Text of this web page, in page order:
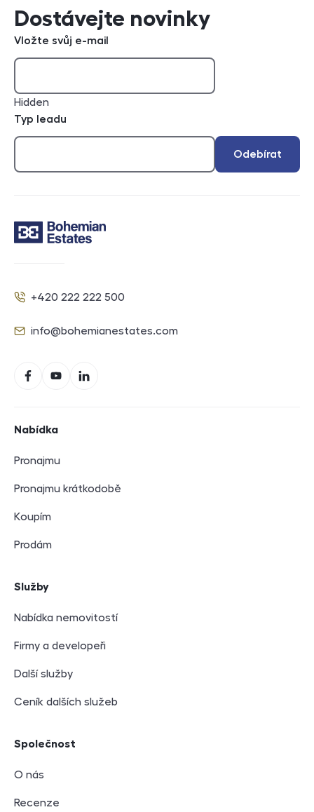
Dostávejte novinky
Vložte svůj e-mail
Hidden
Typ leadu
Odebírat
Telefon
+420 222 222 500
E-mail
info@bohemianestates.com
FacebookYouTubeLinkedIn
Nabídka
Pronajmu
Pronajmu krátkodobě
Koupím
Prodám
Služby
Nabídka nemovitostí
Firmy a developeři
Další služby
Ceník dalších služeb
Společnost
O nás
Recenze